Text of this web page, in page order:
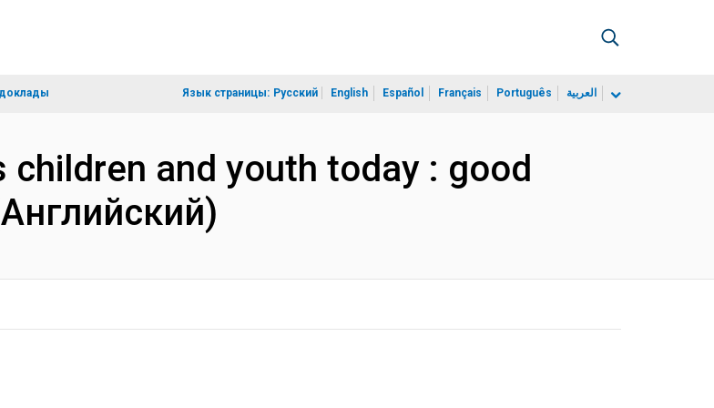
Язык страницы: Русский English Español Français Português العربية
and youth today : good